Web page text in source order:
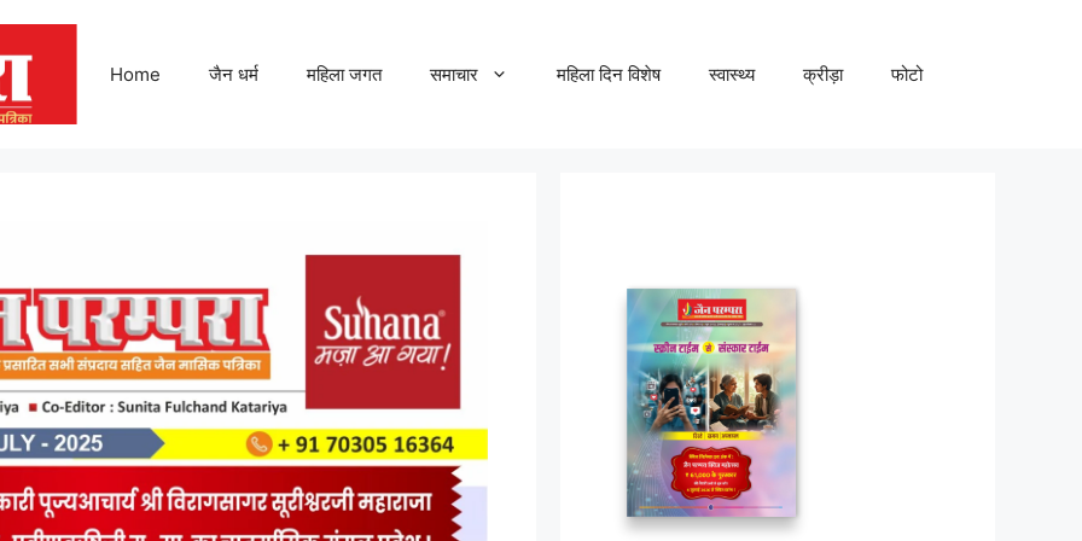
Home जैन धर्म महिला जगत समाचार महिला दिन विशेष स्वास्थ्य क्रीड़ा फोटो